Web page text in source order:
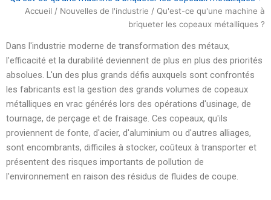
Accueil / Nouvelles de l'industrie / Qu'est-ce qu'une machine à
briqueter les copeaux métalliques ?
Dans l'industrie moderne de transformation des métaux,
l'efficacité et la durabilité deviennent de plus en plus des priorités
absolues. L'un des plus grands défis auxquels sont confrontés
les fabricants est la gestion des grands volumes de copeaux
métalliques en vrac générés lors des opérations d'usinage, de
tournage, de perçage et de fraisage. Ces copeaux, qu'ils
proviennent de fonte, d'acier, d'aluminium ou d'autres alliages,
sont encombrants, difficiles à stocker, coûteux à transporter et
présentent des risques importants de pollution de
l'environnement en raison des résidus de fluides de coupe.